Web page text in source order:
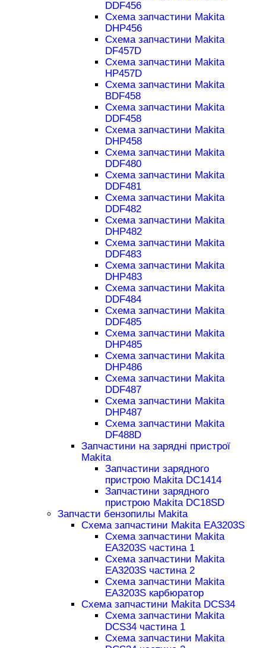
DDF456
Схема запчастини Makita
DHP456
Схема запчастини Makita
DF457D
Схема запчастини Makita
HP457D
Схема запчастини Makita
BDF458
Схема запчастини Makita
DDF458
Схема запчастини Makita
DHP458
Схема запчастини Makita
DDF480
Схема запчастини Makita
DDF481
Схема запчастини Makita
DDF482
Схема запчастини Makita
DHP482
Схема запчастини Makita
DDF483
Схема запчастини Makita
DHP483
Схема запчастини Makita
DDF484
Схема запчастини Makita
DDF485
Схема запчастини Makita
DHP485
Схема запчастини Makita
DHP486
Схема запчастини Makita
DDF487
Схема запчастини Makita
DHP487
Схема запчастини Makita
DF488D
Запчастини на зарядні пристрої
Makita
Запчастини зарядного
пристрою Makita DC1414
Запчастини зарядного
пристрою Makita DC18SD
Запчасти бензопилы Makita
Схема запчастини Makita EA3203S
Схема запчастини Makita
EA3203S частина 1
Схема запчастини Makita
EA3203S частина 2
Схема запчастини Makita
EA3203S карбюратор
Схема запчастини Makita DCS34
Схема запчастини Makita
DCS34 частина 1
Схема запчастини Makita